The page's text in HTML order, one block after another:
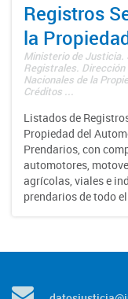
Registros
la
Ministerio de Justicia.
Registrales.
Nacionales de la
Créditos ...
Listados de
Propiedad del
Prendarios, con
automotores,
agrícolas, viales e
prendarios de todo el